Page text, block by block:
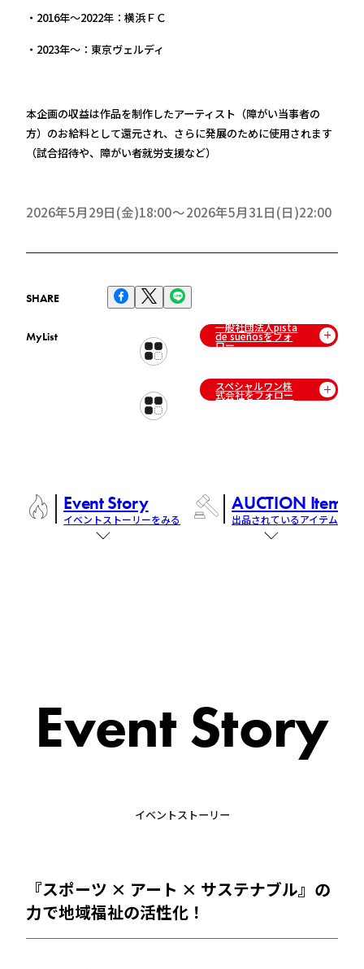
・2016年～2022年：横浜ＦＣ
・2023年～：東京ヴェルディ
本企画の収益は作品を制作したアーティスト（障がい当事者の
方）のお給料として還元され、さらに発展のために使用されます
（試合招待や、障がい者就労支援など）
2026年5月29日(金)18:00 2026年5月31日(日)22:00
SHARE
MyList
一般社団法人pista
de sueñosをフォ
ロー
スペシャルワン株
式会社をフォロー
Event Story
イベントストーリーをみる
AUCTION Items
出品されているアイテム
Event Story
イベントストーリー
『スポーツ × アート × サステナブル』の
力で地域福祉の活性化！